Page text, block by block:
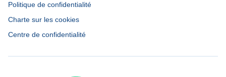
Politique de confidentialité
Charte sur les cookies
Centre de confidentialité